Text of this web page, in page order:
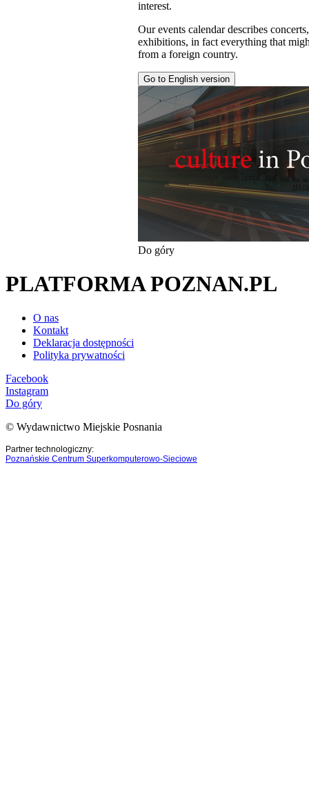
interest.
Our events calendar describes
exhibitions, in fact everything that
from a foreign country.
Go to English version
Do góry
PLATFORMA POZNAN.PL
O nas
Kontakt
Deklaracja dostępności
Polityka prywatności
Facebook
Instagram
Do góry
© Wydawnictwo Miejskie Posnania
Partner technologiczny:
Poznańskie Centrum Superkomputerowo-Sieciowe